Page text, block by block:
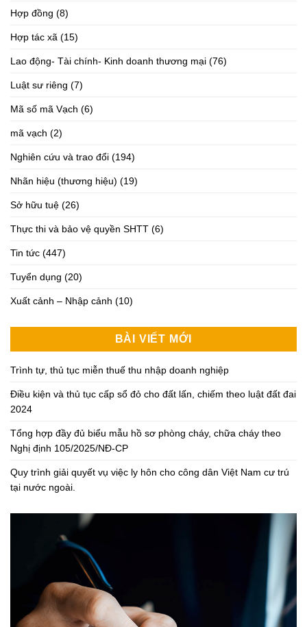
Hợp đồng (8)
Hợp tác xã (15)
Lao động- Tài chính- Kinh doanh thương mại (76)
Luật sư riêng (7)
Mã số mã Vạch (6)
mã vạch (2)
Nghiên cứu và trao đổi (194)
Nhãn hiệu (thương hiệu) (19)
Sở hữu tuệ (26)
Thực thi và bảo vệ quyền SHTT (6)
Tin tức (447)
Tuyển dụng (20)
Xuất cảnh – Nhập cảnh (10)
BÀI VIẾT MỚI
Trình tự, thủ tục miễn thuế thu nhập doanh nghiệp
Điều kiện và thủ tục cấp sổ đỏ cho đất lấn, chiếm theo luật đất đai
2024
Tổng hợp đầy đủ biểu mẫu hồ sơ phòng cháy, chữa cháy theo
Nghị định 105/2025/NĐ-CP
Quy trình giải quyết vụ việc ly hôn cho công dân Việt Nam cư trú
tại nước ngoài.